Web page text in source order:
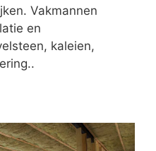
Vakmannen
en
kaleien,